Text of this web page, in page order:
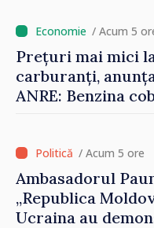
/ Acum 5
Prețuri mai mici la
carburanți,
ANRE: Benzina
/ Acum 5 ore
Ambasadorul
„Republica
Ucraina au